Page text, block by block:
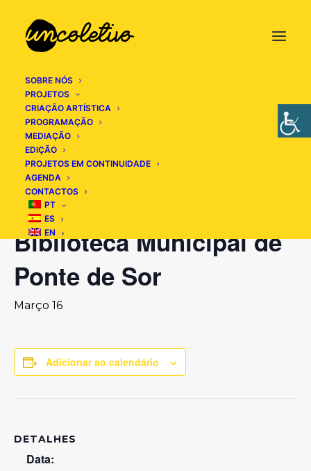
SOBRE NÓS
PROJETOS
CRIAÇÃO ARTÍSTICA
PROGRAMAÇÃO
MEDIAÇÃO
EDIÇÃO
PROJETOS EM CONTINUIDADE
AGENDA
CONTACTOS
PT
ES
EN
« Todos os Eventos
Este evento já decorreu.
Mil e Uma Noites –
Biblioteca Municipal de
Ponte de Sor
Março 16
Adicionar ao calendário
DETALHES
Data: